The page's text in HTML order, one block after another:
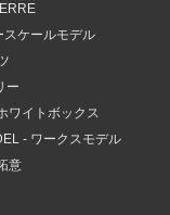
スケールモデル
ー
ワイトボックス
- ワークスモデル
意